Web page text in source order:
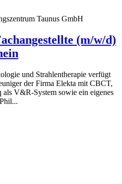
Taunus GmbH
(m/w/d)
und Strahlentherapie verfügt
der Firma Elekta mit CBCT,
V&R-System sowie ein eigenes